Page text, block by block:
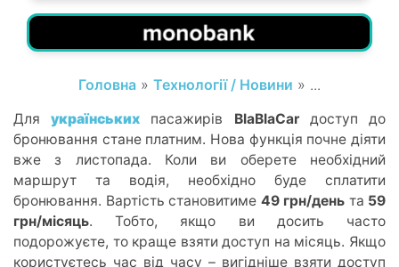
Головна » Технології / Новини » ...
Дляукраїнських пасажирів BlaBlaCarдоступ до
бронювання стане платним. Нова функція почне діяти
вже з листопада. Коли ви оберете необхідний
маршрут та водія, необхідно буде сплатити
бронювання. Вартість становитиме 49 грн/день та 59
грн/місяць. Тобто, якщо ви досить часто
подорожуєте, то краще взяти доступ на місяць. Якщо
користуєтесь час від часу – вигідніше взяти доступ